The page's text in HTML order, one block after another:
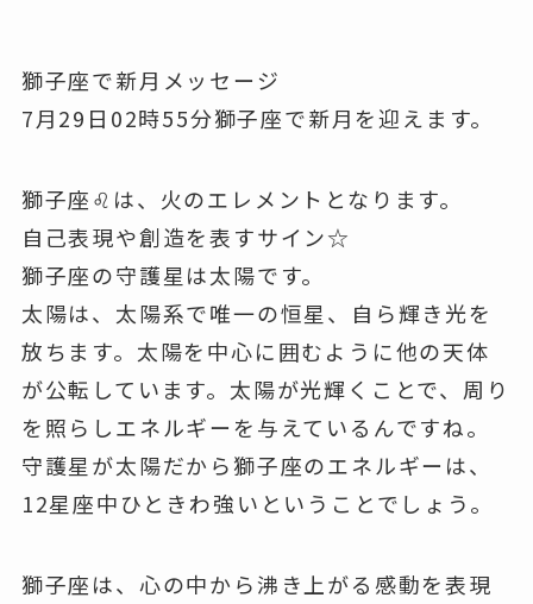
獅子座で新月メッセージ
7月29日02時55分獅子座で新月を迎えます。
獅子座♌は、火のエレメントとなります。
自己表現や創造を表すサイン☆
獅子座の守護星は太陽です。
太陽は、太陽系で唯一の恒星、自ら輝き光を
放ちます。太陽を中心に囲むように他の天体
が公転しています。太陽が光輝くことで、周り
を照らしエネルギーを与えているんですね。
守護星が太陽だから獅子座のエネルギーは、
12星座中ひときわ強いということでしょう。
獅子座は、心の中から沸き上がる感動を表現